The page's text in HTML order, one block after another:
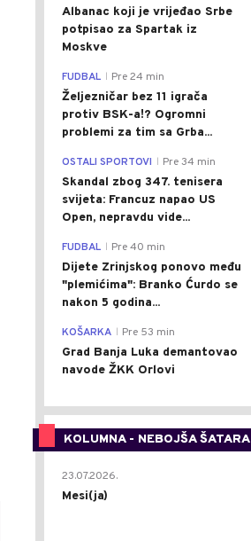
Albanac koji je vrijeđao Srbe
potpisao za Spartak iz
Moskve
FUDBAL Pre 24 min
Željezničar bez 11 igrača
protiv BSK-a!? Ogromni
problemi za tim sa Grba...
OSTALI SPORTOVI Pre 34 min
Skandal zbog 347. tenisera
svijeta: Francuz napao US
Open, nepravdu vide...
FUDBAL Pre 40 min
Dijete Zrinjskog ponovo među
"plemićima": Branko Ćurdo se
nakon 5 godina...
KOŠARKA Pre 53 min
Grad Banja Luka demantovao
navode ŽKK Orlovi
KOLUMNA - NEBOJŠA ŠATARA
23.07.2026.
Mesi(ja)